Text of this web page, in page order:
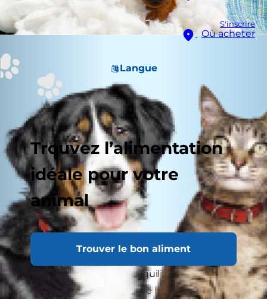
S'inscrire
Où acheter
Langue
Trouvez l’alimentation
idéale pour votre
animal
Trouver le bon aliment
Après avoir décidé d’accueillir un chiot, il est
important de trouver un équilibre entre
excitation et sécurisation de la maison et du